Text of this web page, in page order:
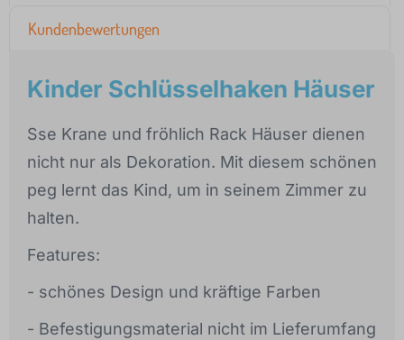
Kundenbewertungen
Kinder Schlüsselhaken Häuser
Sse Krane und fröhlich Rack Häuser dienen
nicht nur als Dekoration. Mit diesem schönen
peg lernt das Kind, um in seinem Zimmer zu
halten.
Features:
- schönes Design und kräftige Farben
- Befestigungsmaterial nicht im Lieferumfang